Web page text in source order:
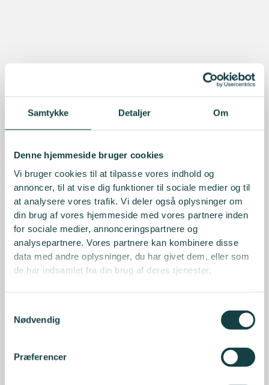
Samtykke Detaljer Om
Denne hjemmeside bruger cookies
Vi bruger cookies til at tilpasse vores indhold og
annoncer, til at vise dig funktioner til sociale medier og til
at analysere vores trafik. Vi deler også oplysninger om
din brug af vores hjemmeside med vores partnere inden
for sociale medier, annonceringspartnere og
analysepartnere. Vores partnere kan kombinere disse
data med andre oplysninger, du har givet dem, eller som
de har indsamlet fra din brug af deres tjenester.
Nødvendig
Præferencer